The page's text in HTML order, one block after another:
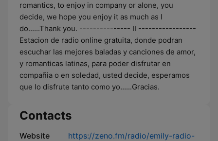
romantics, to enjoy in company or alone, you
decide, we hope you enjoy it as much as I
do......Thank you. --------------- II -----------------
Estacion de radio online gratuita, donde podran
escuchar las mejores baladas y canciones de amor,
y romanticas latinas, para poder disfrutar en
compañia o en soledad, usted decide, esperamos
que lo disfrute tanto como yo......Gracias.
Contacts
Website
https://zeno.fm/radio/emily-radio-